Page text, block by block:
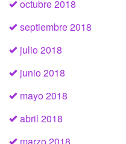
octubre 2018
septiembre 2018
julio 2018
junio 2018
mayo 2018
abril 2018
marzo 2018